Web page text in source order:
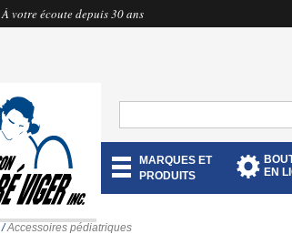
À votre écoute depuis 30 ans
MARQUES ET
PRODUITS
EN
/ Accessoires pédiatriques